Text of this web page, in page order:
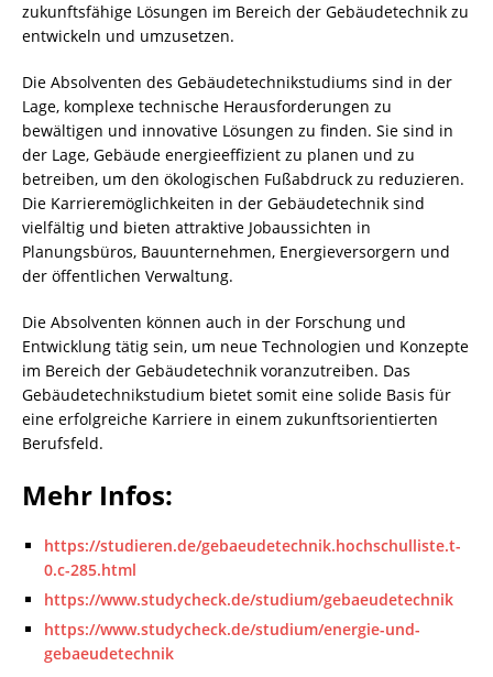
zukunftsfähige Lösungen im Bereich der Gebäudetechnik zu
entwickeln und umzusetzen.
Die Absolventen des Gebäudetechnikstudiums sind in der
Lage, komplexe technische Herausforderungen zu
bewältigen und innovative Lösungen zu finden. Sie sind in
der Lage, Gebäude energieeffizient zu planen und zu
betreiben, um den ökologischen Fußabdruck zu reduzieren.
Die Karrieremöglichkeiten in der Gebäudetechnik sind
vielfältig und bieten attraktive Jobaussichten in
Planungsbüros, Bauunternehmen, Energieversorgern und
der öffentlichen Verwaltung.
Die Absolventen können auch in der Forschung und
Entwicklung tätig sein, um neue Technologien und Konzepte
im Bereich der Gebäudetechnik voranzutreiben. Das
Gebäudetechnikstudium bietet somit eine solide Basis für
eine erfolgreiche Karriere in einem zukunftsorientierten
Berufsfeld.
Mehr Infos:
https://studieren.de/gebaeudetechnik.hochschulliste.t-
0.c-285.html
https://www.studycheck.de/studium/gebaeudetechnik
https://www.studycheck.de/studium/energie-und-
gebaeudetechnik